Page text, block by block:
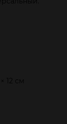
12 см